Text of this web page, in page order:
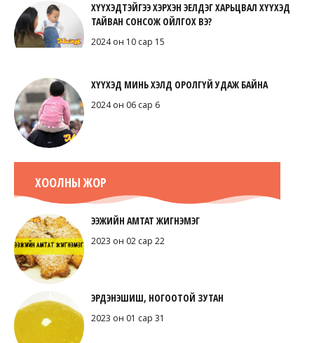
ХҮҮХЭДТЭЙГЭЭ ХЭРХЭН ЭЕЛДЭГ ХАРЬЦВАЛ ХҮҮХЭД
ТАЙВАН СОНСОЖ ОЙЛГОХ ВЭ?
2024 он 10 сар 15
ХҮҮХЭД МИНЬ ХЭЛД ОРОЛГҮЙ УДАЖ БАЙНА
2024 он 06 сар 6
ХООЛНЫ ЖОР
ЭЭЖИЙН АМТАТ ЖИГНЭМЭГ
2023 он 02 сар 22
ЭРДЭНЭШИШ, НОГООТОЙ ЗУТАН
2023 он 01 сар 31